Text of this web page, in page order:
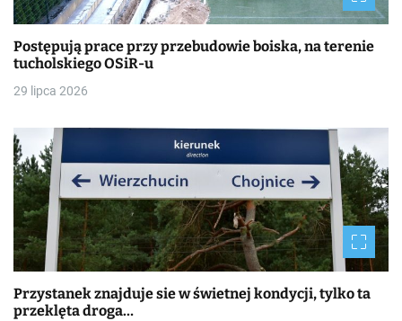
Postępują prace przy przebudowie boiska, na terenie
tucholskiego OSiR-u
29 lipca 2026
Przystanek znajduje sie w świetnej kondycji, tylko ta
przeklęta droga…